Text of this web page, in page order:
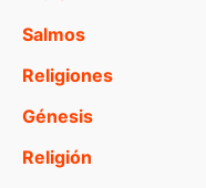
Salmos
Religiones
Génesis
Religión